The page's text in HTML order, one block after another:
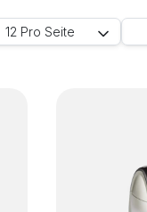
12 Pro Seite